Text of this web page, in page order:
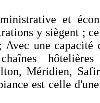
et
y siègent ;
Avec une capacité
hôtelières
Méridien,
est celle